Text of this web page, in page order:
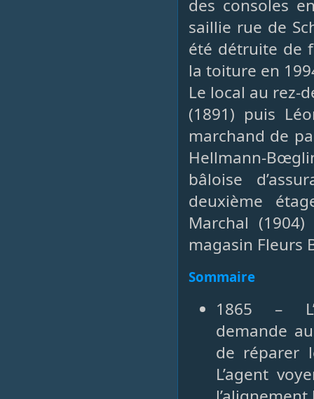
des consoles
saillie rue de
été détruite de
la toiture en
Le local au rez-
(1891) puis
marchand de
Hellmann-
bâloise
deuxième
Marchal
magasin Fleurs
Sommaire
1865 –
demande
de réparer
L’agent